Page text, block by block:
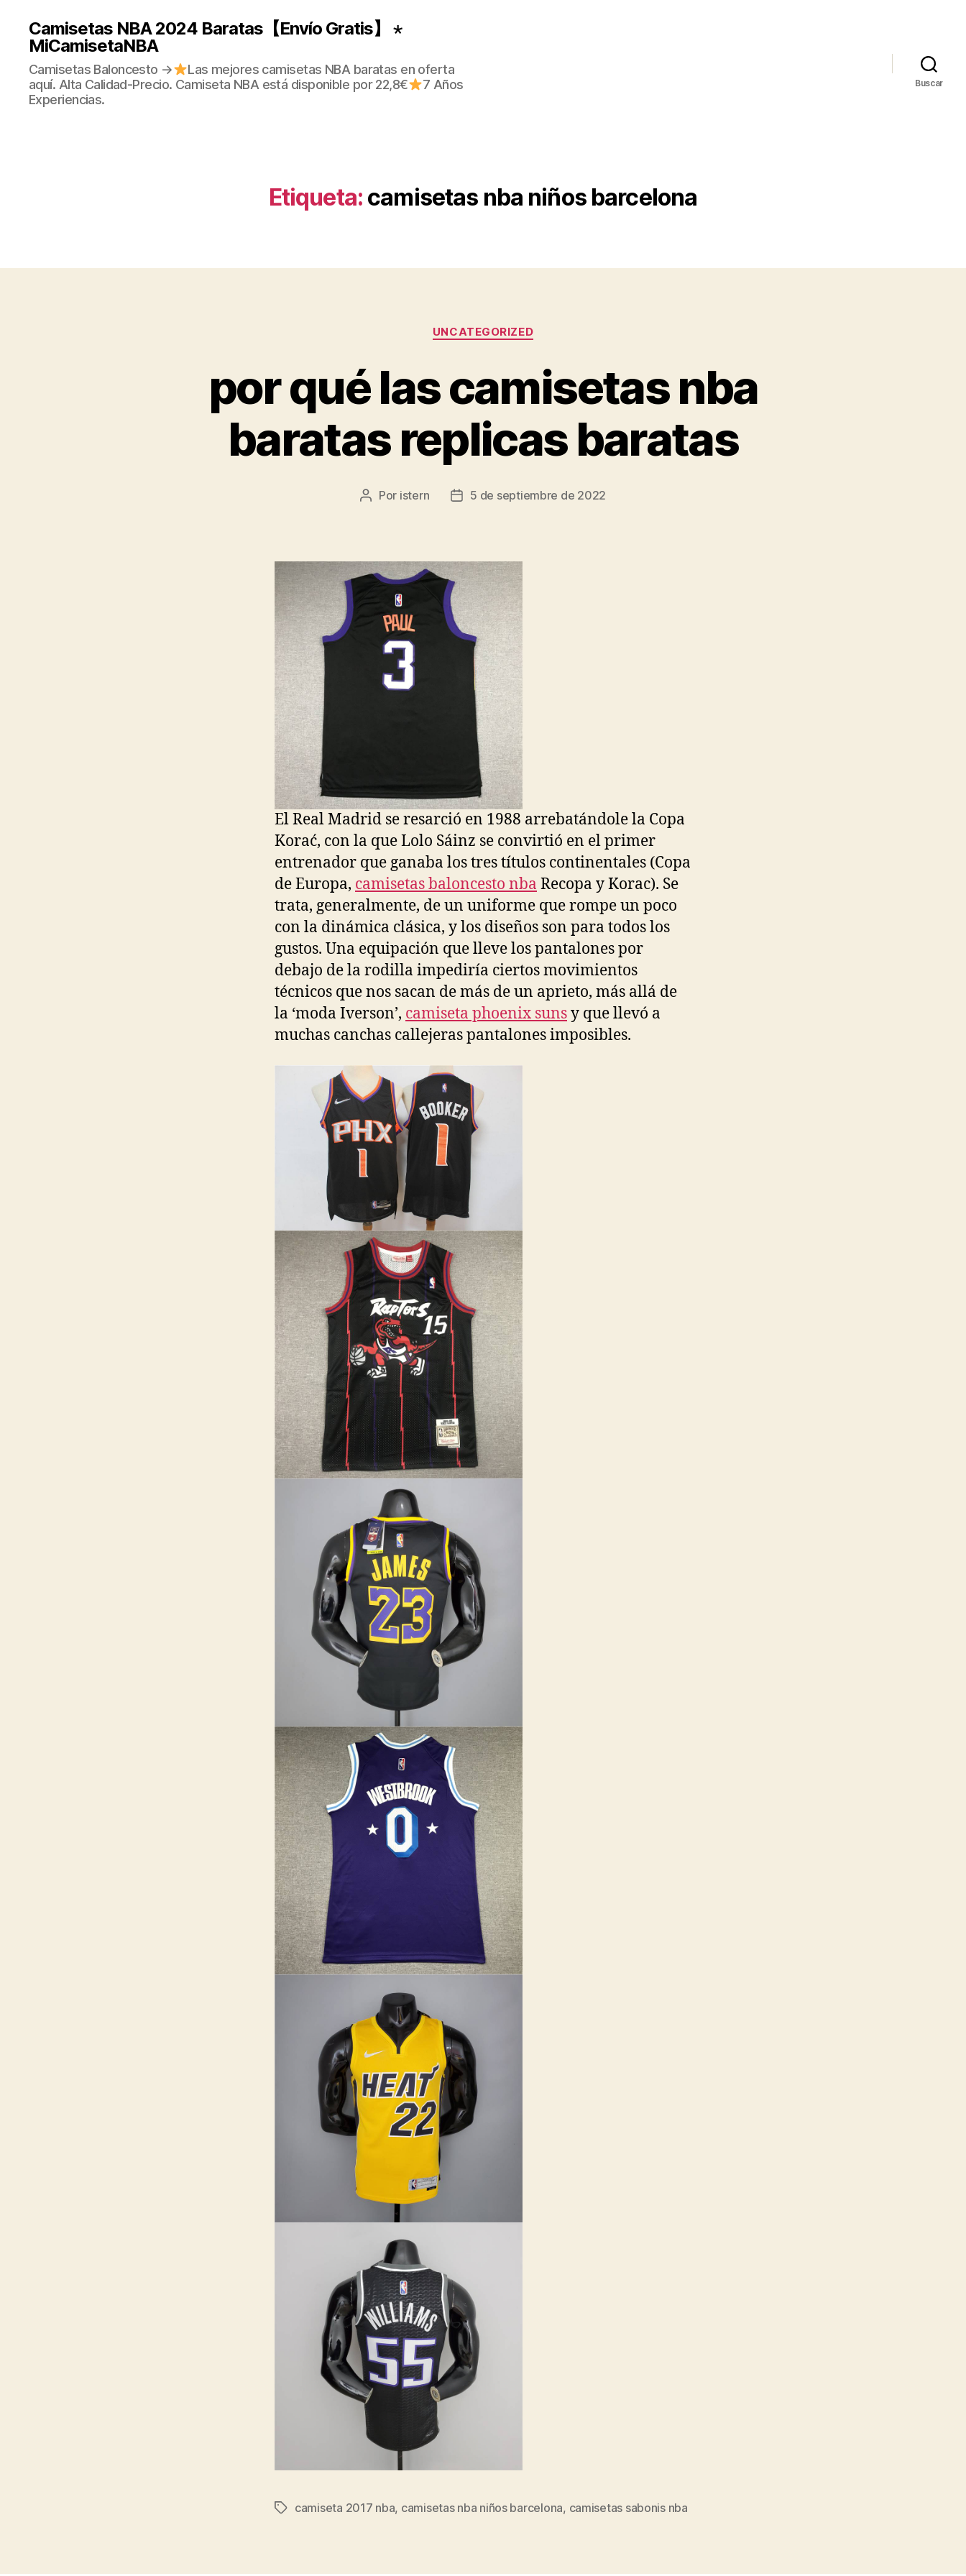
Camisetas NBA 2024 Baratas【Envío Gratis】 ⋆
MiCamisetaNBA
Camisetas Baloncesto →
Las mejores camisetas NBA baratas en oferta
aquí. Alta Calidad-Precio. Camiseta NBA está disponible por 22,8€
7 Años
Experiencias.
Buscar
Etiqueta: camisetas nba niños barcelona
Categorías
UNCATEGORIZED
por qué las camisetas nba
baratas replicas baratas
Autor
Por istern
Fecha5 de septiembre de 2022
El Real Madrid se resarció en 1988 arrebatándole la Copa
Korać, con la que Lolo Sáinz se convirtió en el primer
entrenador que ganaba los tres títulos continentales (Copa
de Europa, camisetas baloncesto nba Recopa y Korac). Se
trata, generalmente, de un uniforme que rompe un poco
con la dinámica clásica, y los diseños son para todos los
gustos. Una equipación que lleve los pantalones por
debajo de la rodilla impediría ciertos movimientos
técnicos que nos sacan de más de un aprieto, más allá de
la ‘moda Iverson’, camiseta phoenix sunsy que llevó a
muchas canchas callejeras pantalones imposibles.
Etiquetas
camiseta 2017 nba, camisetas nba niños barcelona, camisetas sabonis nba